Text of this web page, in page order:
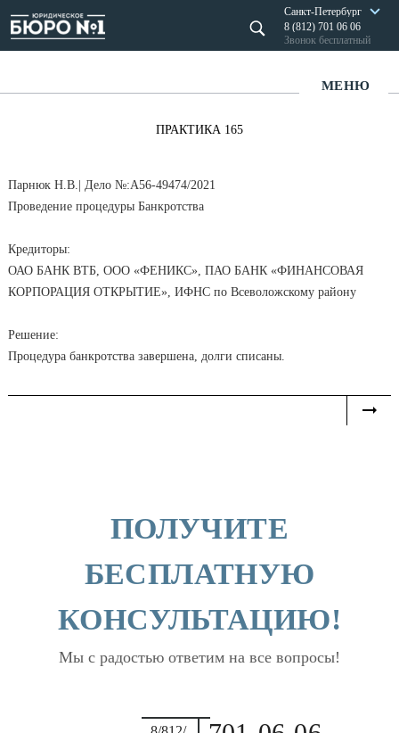
Санкт-Петербург
8 (812) 701 06 06
Звонок бесплатный
МЕНЮ
ПРАКТИКА 165
Парнюк Н.В.| Дело №:А56-49474/2021
Проведение процедуры Банкротства
Кредиторы:
ОАО БАНК ВТБ, ООО «ФЕНИКС», ПАО БАНК «ФИНАНСОВАЯ
КОРПОРАЦИЯ ОТКРЫТИЕ», ИФНС по Всеволожскому району
Решение:
Процедура банкротства завершена, долги списаны.
ПОЛУЧИТЕ
БЕСПЛАТНУЮ
КОНСУЛЬТАЦИЮ!
Мы с радостью ответим на все вопросы!